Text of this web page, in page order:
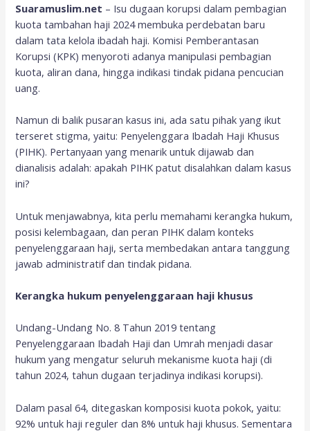
Suaramuslim.net – Isu dugaan korupsi dalam pembagian
kuota tambahan haji 2024 membuka perdebatan baru
dalam tata kelola ibadah haji. Komisi Pemberantasan
Korupsi (KPK) menyoroti adanya manipulasi pembagian
kuota, aliran dana, hingga indikasi tindak pidana pencucian
uang.
Namun di balik pusaran kasus ini, ada satu pihak yang ikut
terseret stigma, yaitu: Penyelenggara Ibadah Haji Khusus
(PIHK). Pertanyaan yang menarik untuk dijawab dan
dianalisis adalah: apakah PIHK patut disalahkan dalam kasus
ini?
Untuk menjawabnya, kita perlu memahami kerangka hukum,
posisi kelembagaan, dan peran PIHK dalam konteks
penyelenggaraan haji, serta membedakan antara tanggung
jawab administratif dan tindak pidana.
Kerangka hukum penyelenggaraan haji khusus
Undang-Undang No. 8 Tahun 2019 tentang
Penyelenggaraan Ibadah Haji dan Umrah menjadi dasar
hukum yang mengatur seluruh mekanisme kuota haji (di
tahun 2024, tahun dugaan terjadinya indikasi korupsi).
Dalam pasal 64, ditegaskan komposisi kuota pokok, yaitu:
92% untuk haji reguler dan 8% untuk haji khusus. Sementara